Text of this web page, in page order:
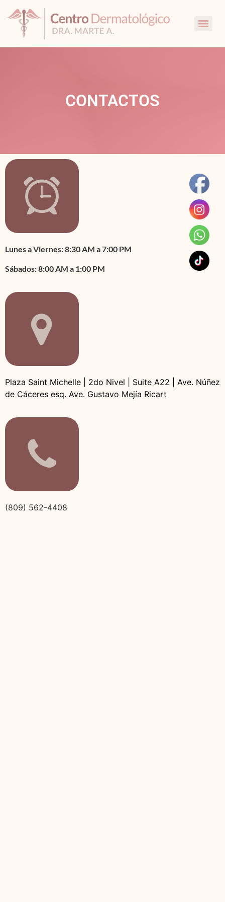
CONTACTOS
Lunes a Viernes: 8:30 AM a 7:00 PM
Sábados: 8:00 AM a 1:00 PM
Plaza Saint Michelle | 2do Nivel | Suite A22 | Ave. Núñez
de Cáceres esq. Ave. Gustavo Mejía Ricart
(809) 562-4408